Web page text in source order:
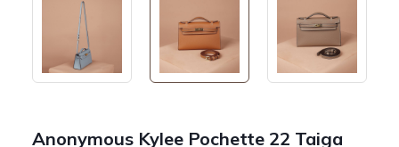
Anonymous Kylee Pochette 22 Taiga